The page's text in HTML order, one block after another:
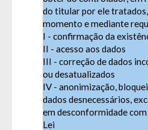
do titular por ele
momento e mediante
I - confirmação da
II - acesso aos dados
III - correção de dados
ou desatualizados
IV - anonimização,
dados desnecessários,
em desconformidade
Lei
Acessibilidade
Tamanho da fonte:
Fonte normal: Clique na letra A
Usuário
Digite apenas o
Usuário
SIC
Contatos e Endereço
Fale